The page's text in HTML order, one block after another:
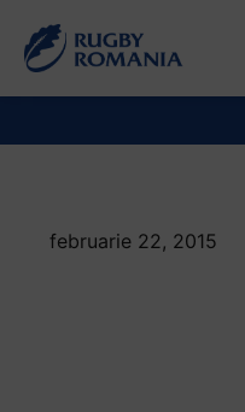
februarie 22, 2015